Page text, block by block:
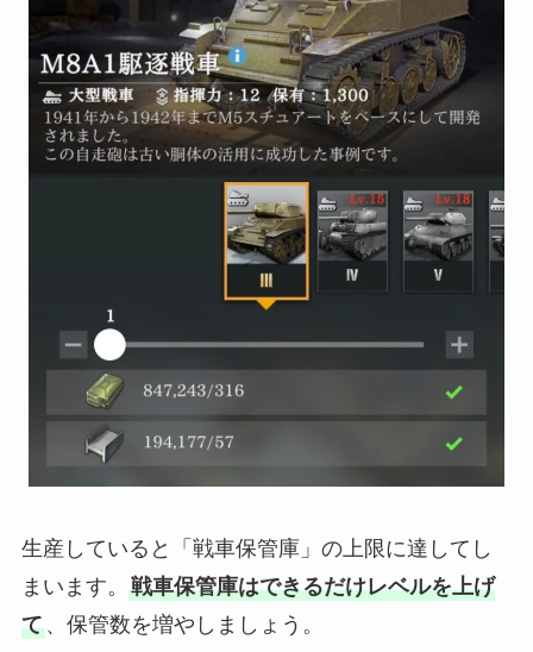
生産していると「戦車保管庫」の上限に達してし
まいます。 戦車保管庫はできるだけレベルを上げ
て、保管数を増やしましょう。